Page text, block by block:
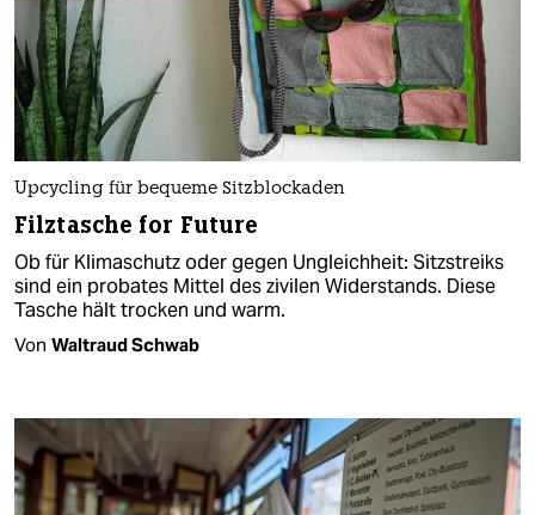
Upcycling für bequeme Sitzblockaden
Filztasche for Future
Ob für Klimaschutz oder gegen Ungleichheit: Sitzstreiks
sind ein probates Mittel des zivilen Widerstands. Diese
Tasche hält trocken und warm.
Von Waltraud Schwab